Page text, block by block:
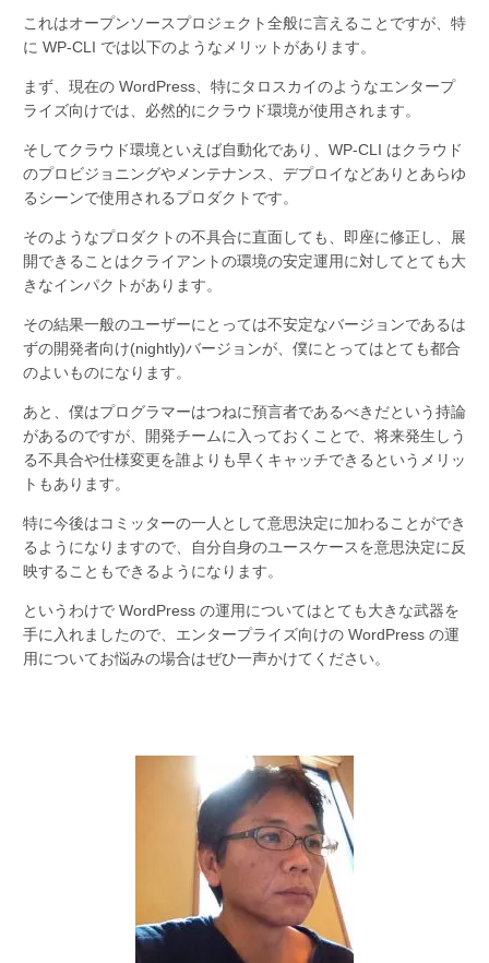
これはオープンソースプロジェクト全般に言えることですが、特
に WP-CLI では以下のようなメリットがあります。
まず、現在の WordPress、特にタロスカイのようなエンタープ
ライズ向けでは、必然的にクラウド環境が使用されます。
そしてクラウド環境といえば自動化であり、WP-CLI はクラウド
のプロビジョニングやメンテナンス、デプロイなどありとあらゆ
るシーンで使用されるプロダクトです。
そのようなプロダクトの不具合に直面しても、即座に修正し、展
開できることはクライアントの環境の安定運用に対してとても大
きなインパクトがあります。
その結果一般のユーザーにとっては不安定なバージョンであるは
ずの開発者向け(nightly)バージョンが、僕にとってはとても都合
のよいものになります。
あと、僕はプログラマーはつねに預言者であるべきだという持論
があるのですが、開発チームに入っておくことで、将来発生しう
る不具合や仕様変更を誰よりも早くキャッチできるというメリッ
トもあります。
特に今後はコミッターの一人として意思決定に加わることができ
るようになりますので、自分自身のユースケースを意思決定に反
映することもできるようになります。
というわけで WordPress の運用についてはとても大きな武器を
手に入れましたので、エンタープライズ向けの WordPress の運
用についてお悩みの場合はぜひ一声かけてください。